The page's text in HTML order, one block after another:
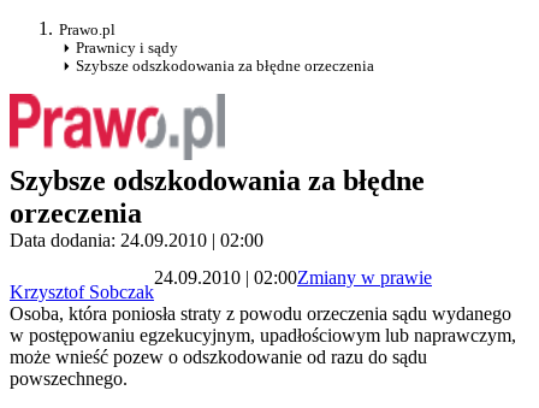
Prawo.pl
Prawnicy i sądy
Szybsze odszkodowania za błędne orzeczenia
Szybsze odszkodowania za błędne
orzeczenia
Data dodania: 24.09.2010 | 02:00
Krzysztof Sobczak
24.09.2010 | 02:00Zmiany w prawie
Osoba, która poniosła straty z powodu orzeczenia sądu wydanego
w postępowaniu egzekucyjnym, upadłościowym lub naprawczym,
może wnieść pozew o odszkodowanie od razu do sądu
powszechnego.